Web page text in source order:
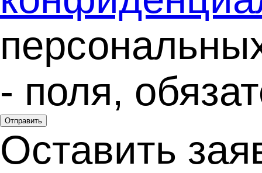
- поля,
Отправить
Оставить